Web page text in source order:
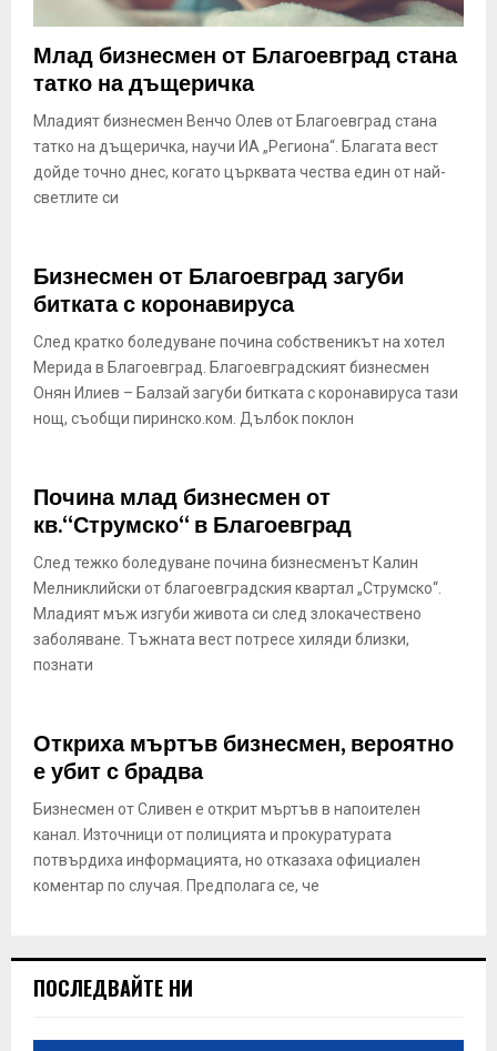
Млад бизнесмен от Благоевград стана
татко на дъщеричка
Младият бизнесмен Венчо Олев от Благоевград стана
татко на дъщеричка, научи ИА „Региона“. Благата вест
дойде точно днес, когато църквата чества един от най-
светлите си
Бизнесмен от Благоевград загуби
битката с коронавируса
След кратко боледуване почина собственикът на хотел
Мерида в Благоевград. Благоевградският бизнесмен
Онян Илиев – Балзай загуби битката с коронавируса тази
нощ, съобщи пиринско.ком. Дълбок поклон
Почина млад бизнесмен от
кв.“Струмско“ в Благоевград
След тежко боледуване почина бизнесменът Калин
Мелниклийски от благоевградския квартал „Струмско“.
Младият мъж изгуби живота си след злокачествено
заболяване. Тъжната вест потресе хиляди близки,
познати
Откриха мъртъв бизнесмен, вероятно
е убит с брадва
Бизнесмен от Сливен е открит мъртъв в напоителен
канал. Източници от полицията и прокуратурата
потвърдиха информацията, но отказаха официален
коментар по случая. Предполага се, че
ПОСЛЕДВАЙТЕ НИ